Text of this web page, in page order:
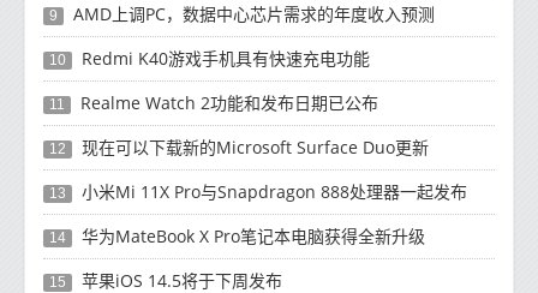
9 AMD上调PC，数据中心芯片需求的年度收入预测
10 Redmi K40游戏手机具有快速充电功能
11 Realme Watch 2功能和发布日期已公布
12 现在可以下载新的Microsoft Surface Duo更新
13 小米Mi 11X Pro与Snapdragon 888处理器一起发布
14 华为MateBook X Pro笔记本电脑获得全新升级
15 苹果iOS 14.5将于下周发布